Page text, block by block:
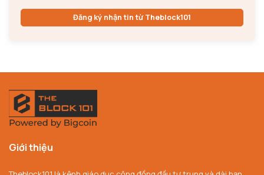
Đăng ký nhận tin từ Theblock101
Giới thiệu